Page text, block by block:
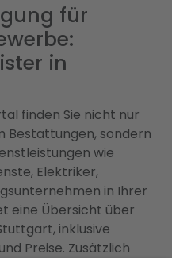
für
in
finden Sie nicht nur
Bestattungen, sondern
wie
Elektriker,
in Ihrer
eine Übersicht über
inklusive
Preise. Zusätzlich